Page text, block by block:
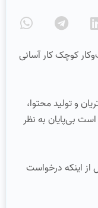
کوچک کار آسانی
و تولید محتوا،
بی‌پایان به نظر
اینکه درخواست